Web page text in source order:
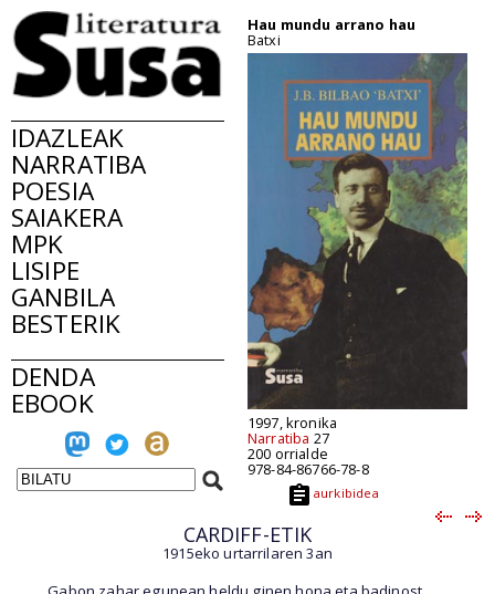
IDAZLEAK
NARRATIBA
POESIA
SAIAKERA
MPK
LISIPE
GANBILA
BESTERIK
DENDA
EBOOK
Hau mundu arrano hau
Batxi
1997, kronika
Narratiba 27
200 orrialde
978-84-86766-78-8
aurkibidea
CARDIFF-ETIK
1915eko urtarrilaren 3an